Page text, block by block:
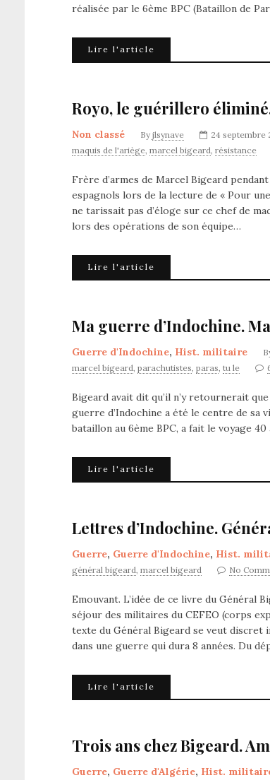
réalisée par le 6ème BPC (Bataillon de
Lire l'article
Royo, le guérillero
Non classé By jlsynave 24 septembre
maquis de l'ariège, marcel bigeard, résistance
Frère d’armes de Marcel Bigeard
espagnols lors de la lecture de « Pour
ne tarissait pas d’éloge sur ce chef de
lors des opérations de son équipe…
Lire l'article
Ma guerre d’Indochine.
Guerre d'Indochine, Hist. militaire
marcel bigeard, parachutistes, paras, tu le
Bigeard avait dit qu’il n’y retournerait
guerre d’Indochine a été le centre de sa
bataillon au 6ème BPC, a fait le voyage
Lire l'article
Lettres d’Indochine.
Guerre, Guerre d'Indochine, Hist.
général bigeard, marcel bigeard No
Emouvant. L’idée de ce livre du Général
séjour des militaires du CEFEO (corps
texte du Général Bigeard se veut discret
dans une guerre qui dura 8 années. Du
Lire l'article
Trois ans chez Bigeard.
Guerre, Guerre d'Algérie, Hist.